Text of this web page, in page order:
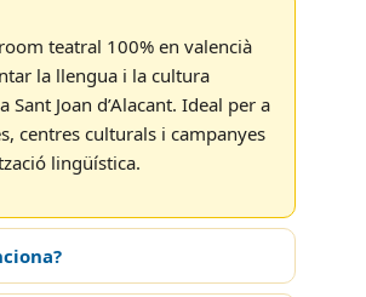
teatral 100% en valencià
la llengua i la cultura
Sant Joan d’Alacant. Ideal per a
centres culturals i campanyes
lingüística.